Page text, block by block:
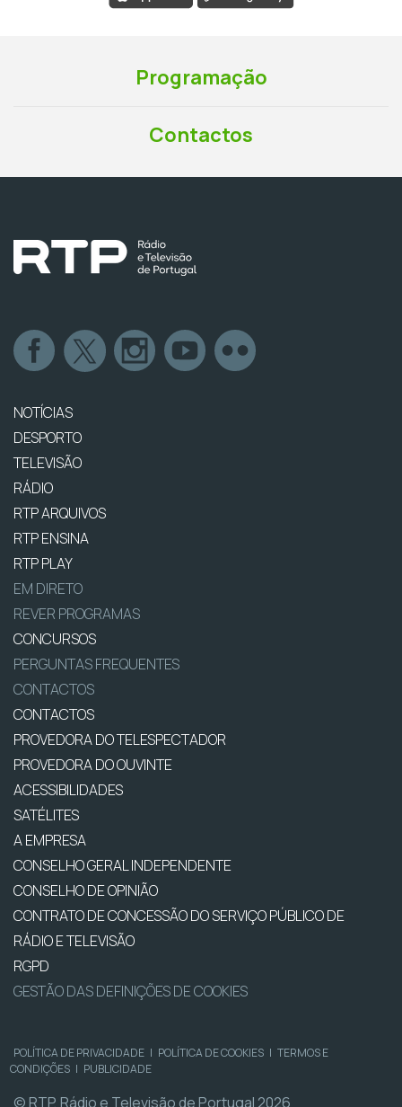
Programação
Contactos
NOTÍCIAS
DESPORTO
TELEVISÃO
RÁDIO
RTP ARQUIVOS
RTP ENSINA
RTP PLAY
EM DIRETO
REVER PROGRAMAS
CONCURSOS
PERGUNTAS FREQUENTES
CONTACTOS
CONTACTOS
PROVEDORA DO TELESPECTADOR
PROVEDORA DO OUVINTE
ACESSIBILIDADES
SATÉLITES
A EMPRESA
CONSELHO GERAL INDEPENDENTE
CONSELHO DE OPINIÃO
CONTRATO DE CONCESSÃO DO SERVIÇO PÚBLICO DE
RÁDIO E TELEVISÃO
RGPD
GESTÃO DAS DEFINIÇÕES DE COOKIES
POLÍTICA DE PRIVACIDADE | POLÍTICA DE COOKIES | TERMOS E
CONDIÇÕES | PUBLICIDADE
© RTP, Rádio e Televisão de Portugal 2026